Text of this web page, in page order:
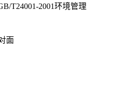
T24001-2001环境管理
面